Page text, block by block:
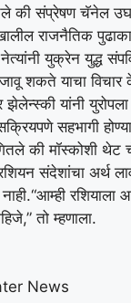
की संप्रेषण चॅनेल
राजनैतिक
युक्रेन युद्ध
शकते याचा विचार
यांनी युरोपला
सहभागी
की मॉस्कोशी
संदेशांचा अर्थ
“आम्ही
तो म्हणाला.
News